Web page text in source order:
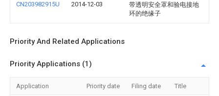
CN203982915U 2014-12-03
带透明安全罩和验电接地
环的绝缘子
Priority And Related Applications
Priority Applications (1)
Application Priority date Filing date Title